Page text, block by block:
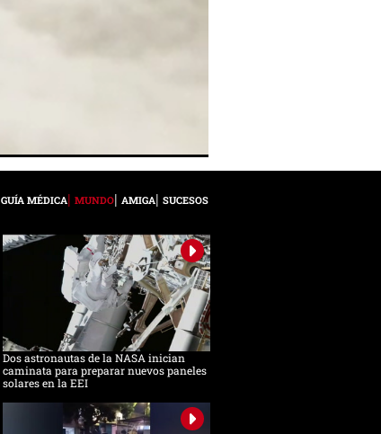
GUÍA MÉDICA MUNDO AMIGA SUCESOS
Dos astronautas de la NASA inician
caminata para preparar nuevos paneles
solares en la EEI